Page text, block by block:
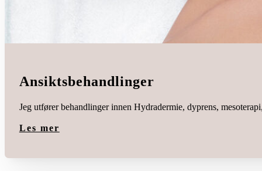
Ansiktsbehandlinger
Jeg utfører behandlinger innen Hydradermie, dyprens,
Les mer